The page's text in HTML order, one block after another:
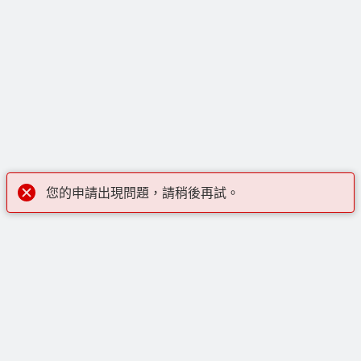
您的申請出現問題，請稍後再試。